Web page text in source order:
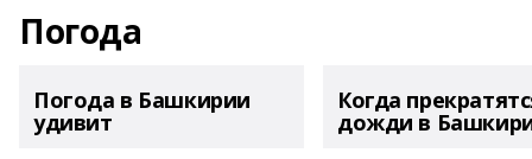
Погода
Погода в Башкирии
удивит
Когда
дожди в